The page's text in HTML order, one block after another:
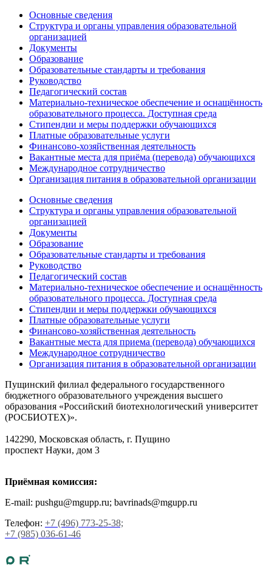
Основные сведения
Структура и органы управления образовательной
организацией
Документы
Образование
Образовательные стандарты и требования
Руководство
Педагогический состав
Материально-техническое обеспечение и оснащённость
образовательного процесса. Доступная среда
Стипендии и меры поддержки обучающихся
Платные образовательные услуги
Финансово-хозяйственная деятельность
Вакантные места для приёма (перевода) обучающихся
Международное сотрудничество
Организация питания в образовательной организации
Основные сведения
Структура и органы управления образовательной
организацией
Документы
Образование
Образовательные стандарты и требования
Руководство
Педагогический состав
Материально-техническое обеспечение и оснащённость
образовательного процесса. Доступная среда
Стипендии и меры поддержки обучающихся
Платные образовательные услуги
Финансово-хозяйственная деятельность
Вакантные места для приема (перевода) обучающихся
Международное сотрудничество
Организация питания в образовательной организации
Пущинский филиал федерального государственного
бюджетного образовательного учреждения высшего
образования «Российский биотехнологический университет
(РОСБИОТЕХ)».
142290, Московская область, г. Пущино
проспект Науки, дом 3
Приёмная комиссия:
E-mail: pushgu@mgupp.ru; bavrinads@mgupp.ru
Телефон: +7 (496) 773-25-38;
+7 (985) 036-61-46